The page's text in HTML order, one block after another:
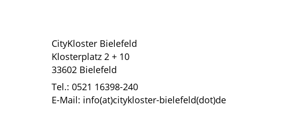
CityKloster Bielefeld
Klosterplatz 2 + 10
33602 Bielefeld
Tel.: 0521 16398-240
E-Mail: info(at)citykloster-bielefeld(dot)de